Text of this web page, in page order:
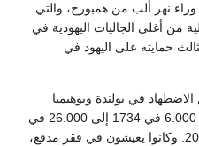
وراء نهر ألب من همبورج، والتي
من أغلى الجاليات اليهودية في
حمايته على اليهود في
في بولندة وبوهيميا
الملجأ في إنجلترة. وزاد عددهم من 6.000 في 1734 إلى 26.000 في
1800، وكان نصيب لندن منهم 20.000. وكانوا يعيشون في فقر مدقع،